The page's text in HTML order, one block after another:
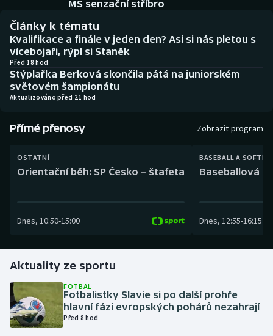
Biatlon
Boby a skeleton
Box
Florbal
Golf
Házená
Jezdectví
Aplikace ČT sport
AZ kvíz
MS senzační stříbro
Články k tématu
Kvalifikace a finále v jeden den? Asi si nás pletou s
vícebojaři, rýpl si Staněk
Před 18 hod
Stýplařka Berková skončila pátá na juniorském
světovém šampionátu
Aktualizováno před 21 hod
Přímé přenosy Zobrazit program
OSTATNÍ
Orientační běh: SP Česko – štafeta
Dnes, 10:50-15:00
BASEBALL A
Baseballová
Dnes, 12:55-16:15
Aktuality ze sportu
FOTBAL
Fotbalistky Slavie si po další prohře
hlavní fázi evropských pohárů nezahrají
Před 8 hod